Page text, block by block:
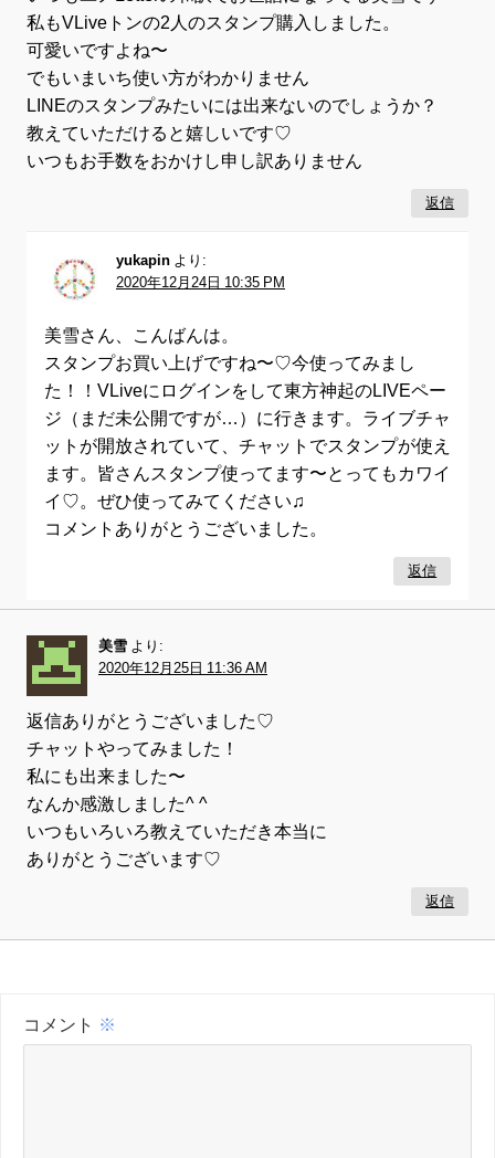
私もVLiveトンの2人のスタンプ購入しました。
可愛いですよね〜
でもいまいち使い方がわかりません
LINEのスタンプみたいには出来ないのでしょうか？
教えていただけると嬉しいです♡
いつもお手数をおかけし申し訳ありません
返信
yukapin より:
2020年12月24日 10:35 PM
美雪さん、こんばんは。
スタンプお買い上げですね〜♡今使ってみまし
た！！VLiveにログインをして東方神起のLIVEペー
ジ（まだ未公開ですが…）に行きます。ライブチャ
ットが開放されていて、チャットでスタンプが使え
ます。皆さんスタンプ使ってます〜とってもカワイ
イ♡。ぜひ使ってみてください♫
コメントありがとうございました。
返信
美雪 より:
2020年12月25日 11:36 AM
返信ありがとうございました♡
チャットやってみました！
私にも出来ました〜
なんか感激しました^ ^
いつもいろいろ教えていただき本当に
ありがとうございます♡
返信
コメント ※